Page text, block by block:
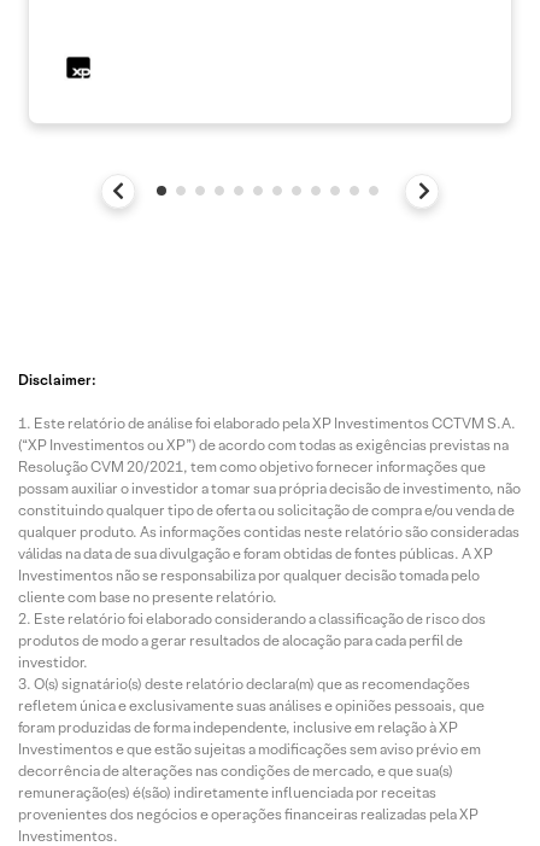
Disclaimer:
Este relatório de análise foi elaborado pela XP Investimentos CCTVM S.A.
(“XP Investimentos ou XP”) de acordo com todas as exigências previstas na
Resolução CVM 20/2021, tem como objetivo fornecer informações que
possam auxiliar o investidor a tomar sua própria decisão de investimento, não
constituindo qualquer tipo de oferta ou solicitação de compra e/ou venda de
qualquer produto. As informações contidas neste relatório são consideradas
válidas na data de sua divulgação e foram obtidas de fontes públicas. A XP
Investimentos não se responsabiliza por qualquer decisão tomada pelo
cliente com base no presente relatório.
Este relatório foi elaborado considerando a classificação de risco dos
produtos de modo a gerar resultados de alocação para cada perfil de
investidor.
O(s) signatário(s) deste relatório declara(m) que as recomendações
refletem única e exclusivamente suas análises e opiniões pessoais, que
foram produzidas de forma independente, inclusive em relação à XP
Investimentos e que estão sujeitas a modificações sem aviso prévio em
decorrência de alterações nas condições de mercado, e que sua(s)
remuneração(es) é(são) indiretamente influenciada por receitas
provenientes dos negócios e operações financeiras realizadas pela XP
Investimentos.